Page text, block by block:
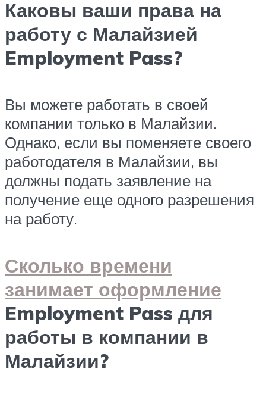
Каковы ваши права на
работу с Малайзией
Employment Pass?
Вы можете работать в своей
компании только в Малайзии.
Однако, если вы поменяете своего
работодателя в Малайзии, вы
должны подать заявление на
получение еще одного разрешения
на работу.
Сколько времени
занимает оформление
Employment Pass для
работы в компании в
Малайзии?